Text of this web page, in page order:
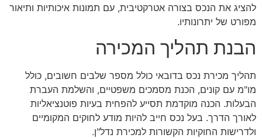
להציג את הנכס בצורה אטרקטיבית, עם תמונות איכותיות ותיאור
מפורט של יתרונותיו.
הבנת תהליך המכירה
תהליך מכירת נכס בדובאי כולל מספר שלבים חשובים, כולל
מו"מ עם קונים, הכנת מסמכים משפטיים, והשלמת העברת
הבעלות. הכנה מוקדמת תסייע להפחית בעיות פוטנציאליות
לאורך הדרך. בעל נכס חייב להיות מודע לחוקים המקומיים
ולדרישות החוקיות הקשורות למכירת נדל"ן.